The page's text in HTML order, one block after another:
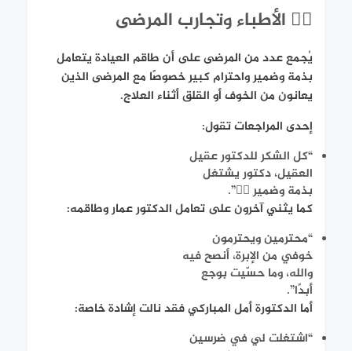
👩‍⚕️ الأطباء وتجارب المرضى
يُجمع عدد من المرضى على أن طاقم العيادة يتعامل
بذمة وضمير واحترام كبير خصوصًا مع المرضى الذين
يعانون من الخوف أو القلق أثناء العلاج.
إحدى المراجعات تقول:
“كل الشكر للدكتور عقيل
العقيل، دكتور يشتغل
بذمة وضمير 👌🏻”.
كما يثني آخرون على تعامل الدكتور عمار وطاقمه:
“محترمين ويحترمون
خوفي من الإبرة، أنصح فيه
والله، وما حسّيت بوجع
أبدًا”.
أما الدكتورة أمل المباركي فقد نالت إشادة خاصة:
“اشتغلت لي في ضرسين